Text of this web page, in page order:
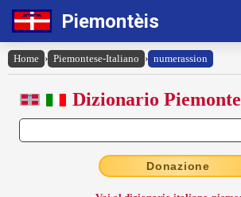
Piemontèis
Home › Piemontese-Italiano › numerassion
Dizionario
Donazione